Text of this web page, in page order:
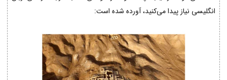
انگلیسی نیاز پیدا می‌کنید، آورده شده است: